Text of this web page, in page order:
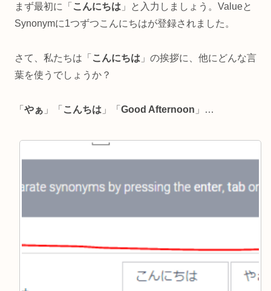
まず最初に「 こんにちは 」と入力しましょう。Valueと
Synonymに1つずつこんにちはが登録されました。
さて、私たちは「 こんにちは 」の挨拶に、他にどんな言
葉を使うでしょうか？
「 やぁ 」「 こんちは 」「 Good Afternoon 」…